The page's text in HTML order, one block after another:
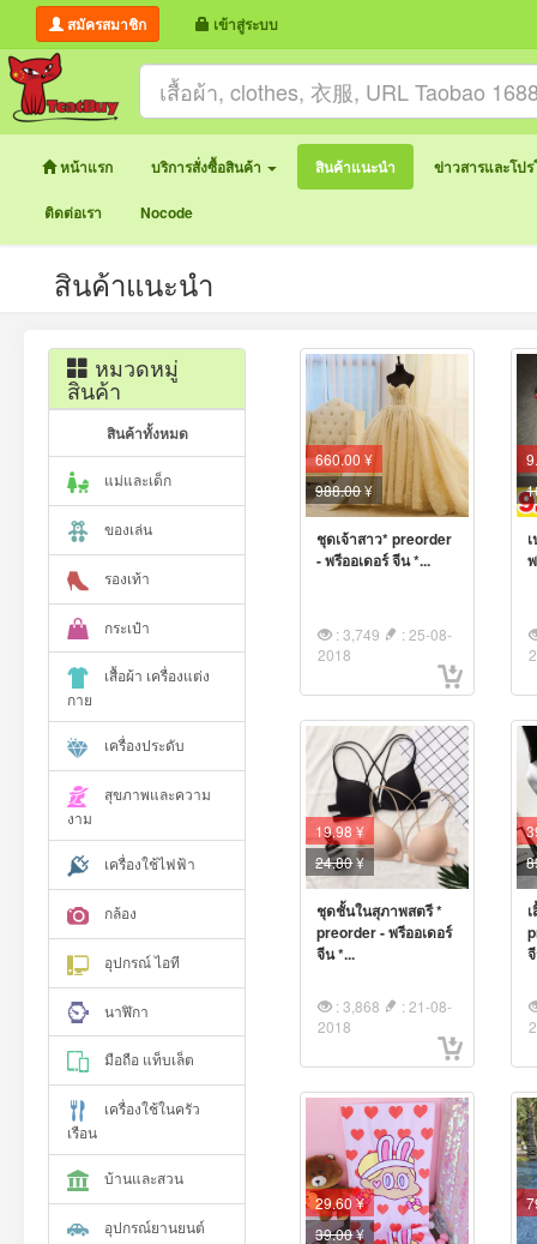
สมัครสมาชิก เข้าสู่ระบบ
หน้าแรก บริการสั่งซื้อสินค้า สินค้าแนะนำ ข่าวสารและโป
ติดต่อเรา Nocode
สินค้าแนะนำ
หมวดหมู่
สินค้า
สินค้าทั้งหมด
แม่และเด็ก
ของเล่น
รองเท้า
กระเป๋า
เสื้อผ้า เครื่องแต่ง
กาย
เครื่องประดับ
สุขภาพและความ
งาม
เครื่องใช้ไฟฟ้า
กล้อง
อุปกรณ์ ไอที
นาฬิกา
มือถือ แท็บเล็ต
เครื่องใช้ในครัว
เรือน
บ้านและสวน
อุปกรณ์ยานยนต์
660.00 ¥
988.00¥
ชุดเจ้าสาว* preorder
- พรีออเดอร์ จีน *...
: 3,749
: 25-08-
2018
19.98 ¥
24.80¥
ชุดชั้นในสุภาพสตรี *
preorder - พรีออเดอร์
จีน *...
: 3,868
: 21-08-
2018
29.60 ¥
39.00¥